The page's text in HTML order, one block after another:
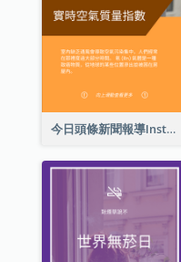
今日頭條新聞報導Instagram限時動態